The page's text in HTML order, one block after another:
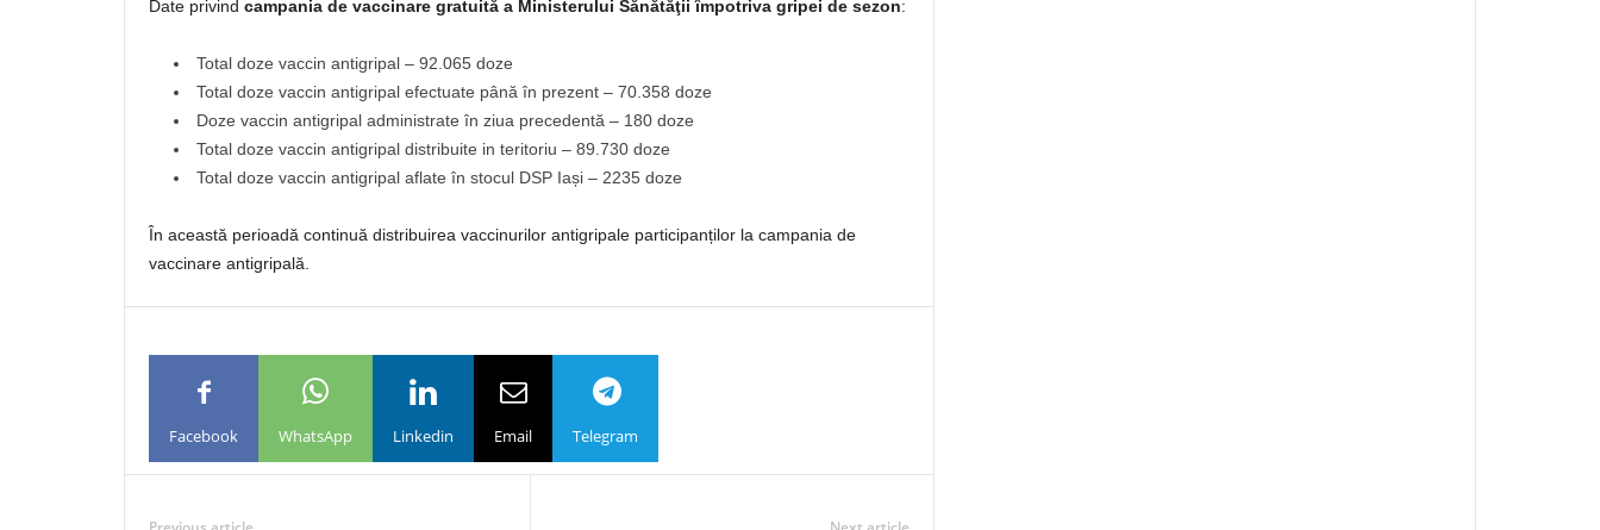
Date privind campania de vaccinare gratuită a Ministerului Sănătăţii împotriva gripei de sezon:
Total doze vaccin antigripal – 92.065 doze
Total doze vaccin antigripal efectuate până în prezent – 70.358 doze
Doze vaccin antigripal administrate în ziua precedentă – 180 doze
Total doze vaccin antigripal distribuite in teritoriu – 89.730 doze
Total doze vaccin antigripal aflate în stocul DSP Iași – 2235 doze
În această perioadă continuă distribuirea vaccinurilor antigripale participanților la campania de
vaccinare antigripală.
Facebook WhatsApp Linkedin Email Telegram